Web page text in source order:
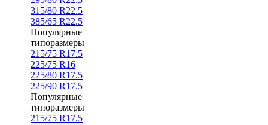
315/80 R22.5
385/65 R22.5
Популярные
типоразмеры
215/75 R17.5
225/75 R16
225/80 R17.5
225/90 R17.5
Популярные
типоразмеры
215/75 R17.5